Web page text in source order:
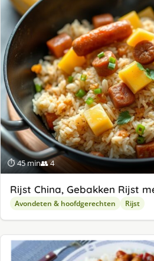
⏱ 45 min👥 4
Rijst China, Gebakken Rijst
Avondeten & hoofdgerechten Rijst